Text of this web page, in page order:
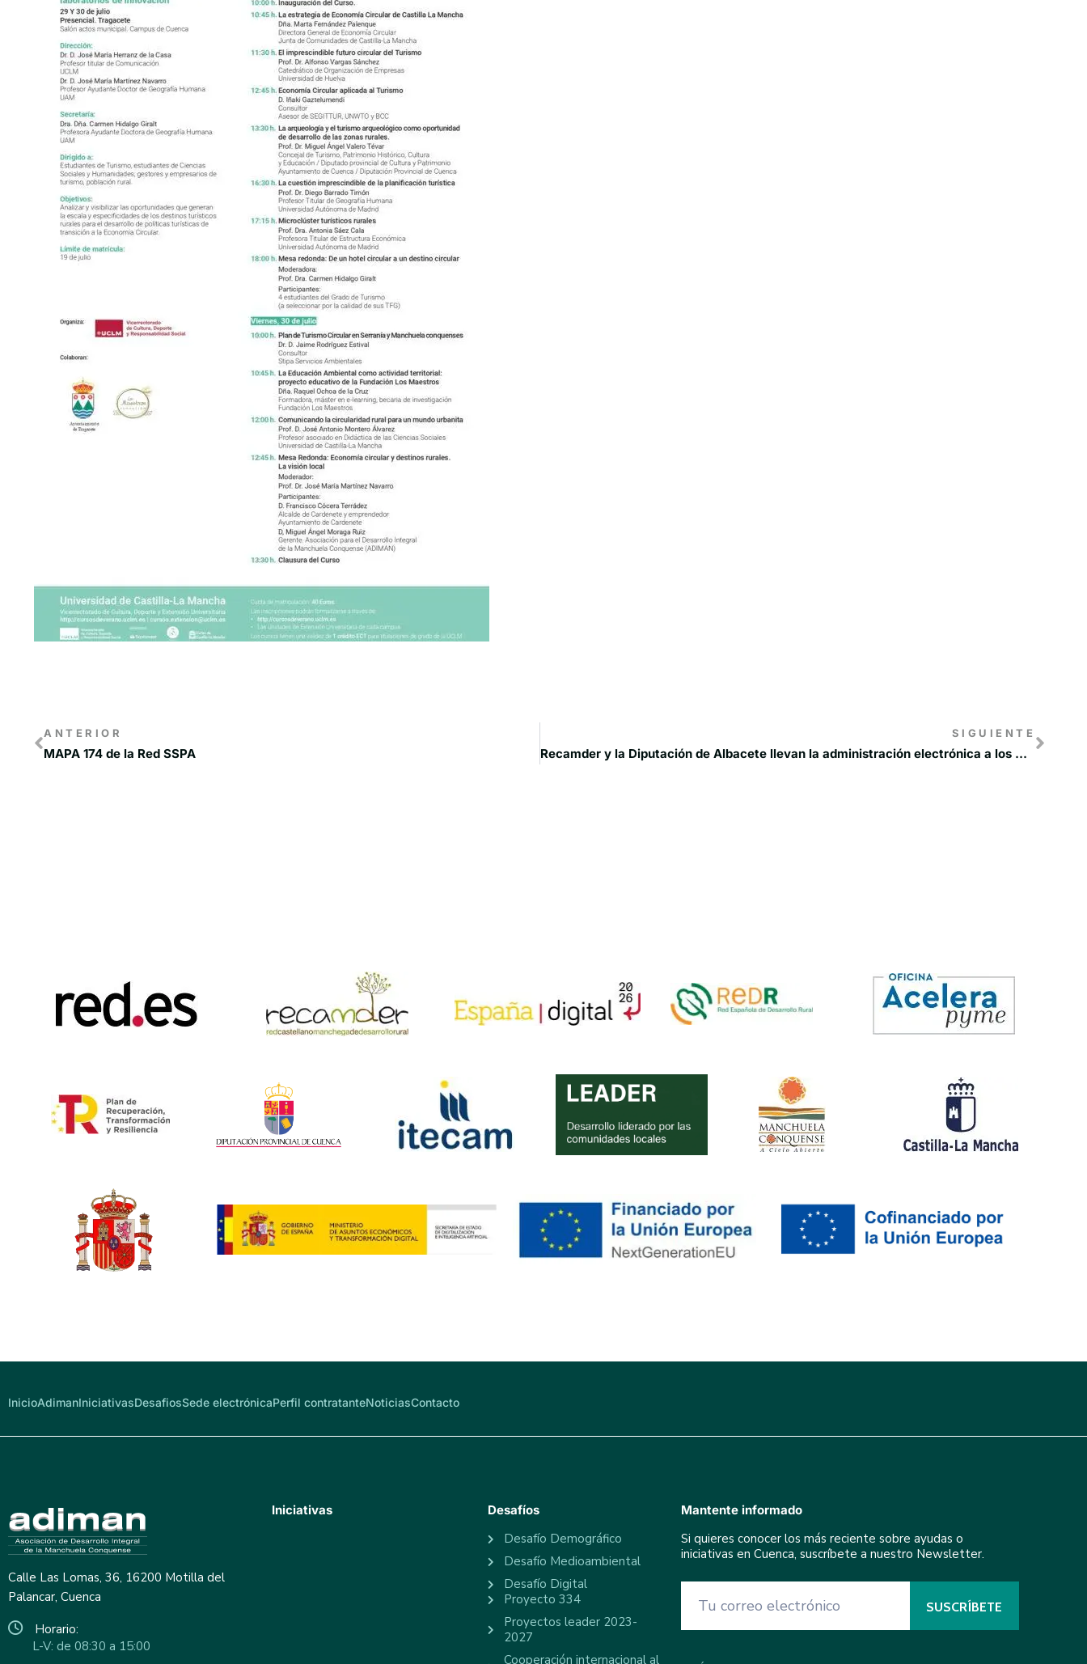
ANTERIOR
MAPA 174 de la Red SSPA
SIGUIENTE
Recamder y la Diputación de Albacete llevan la administración electrónica a los Grupos de Desarrollo Rural de Castilla-La Mancha
InicioAdimanIniciativasDesafiosSede electrónicaPerfil contratanteNoticiasContacto
Calle Las Lomas, 36, 16200 Motilla del
Palancar, Cuenca
Horario:
L-V: de 08:30 a 15:00
Iniciativas Desafíos
Desafío Demográfico
Desafío Medioambiental
Desafío Digital
Proyecto 334
Proyectos leader 2023-
2027
Cooperación internacional al
Mantente informado
Si quieres conocer los más reciente sobre ayudas o
iniciativas en Cuenca, suscríbete a nuestro Newsletter.